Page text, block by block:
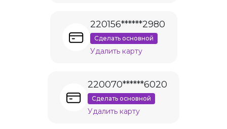
220156******2980
Сделать основной
Удалить карту
220070******6020
Сделать основной
Удалить карту